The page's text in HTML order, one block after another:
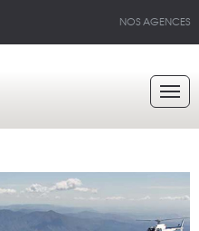
NOS AGENCES